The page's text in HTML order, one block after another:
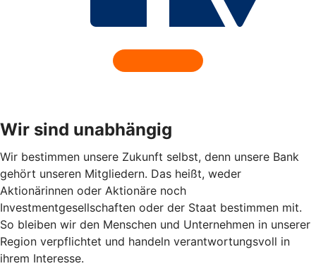
Wir sind unabhängig
Wir bestimmen unsere Zukunft selbst, denn unsere Bank
gehört unseren Mitgliedern. Das heißt, weder
Aktionärinnen oder Aktionäre noch
Investmentgesellschaften oder der Staat bestimmen mit.
So bleiben wir den Menschen und Unternehmen in unserer
Region verpflichtet und handeln verantwortungsvoll in
ihrem Interesse.